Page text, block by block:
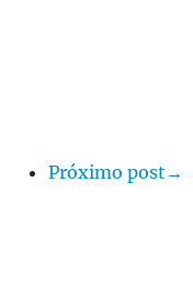
Próximo post→